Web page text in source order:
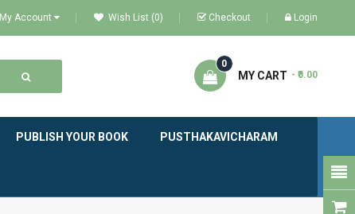
My Account Wish List (0) Checkout Login
MY CART
0
- ₹0.00
PUBLISH YOUR BOOK PUSTHAKAVICHARAM